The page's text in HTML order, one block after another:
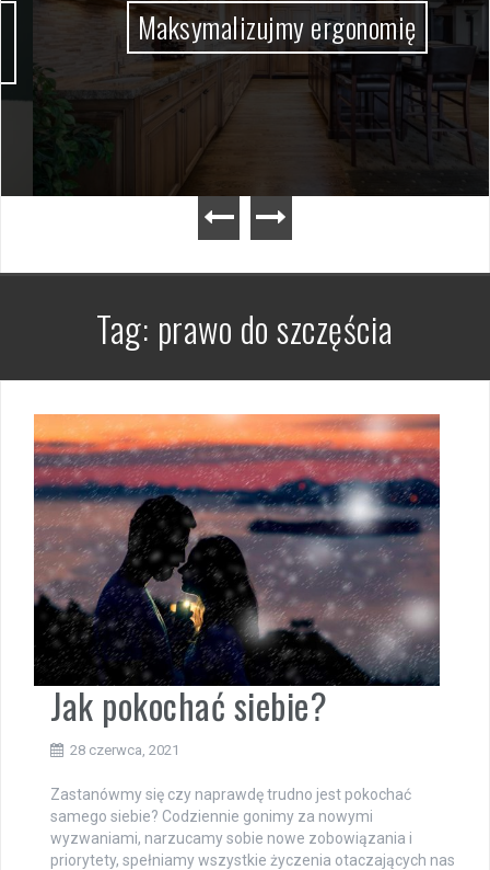
Maksymalizujmy ergonomię
Tag: prawo do szczęścia
Jak pokochać siebie?
28 czerwca, 2021
Zastanówmy się czy naprawdę trudno jest pokochać
samego siebie? Codziennie gonimy za nowymi
wyzwaniami, narzucamy sobie nowe zobowiązania i
priorytety, spełniamy wszystkie życzenia otaczających nas